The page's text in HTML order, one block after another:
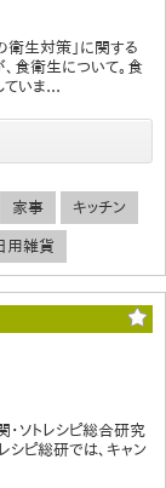
衛生対策」に関する
食衛生について。食
いま...
家事 キッチン
用雑貨
・ソトレシピ総合研究
シピ総研では、キャン